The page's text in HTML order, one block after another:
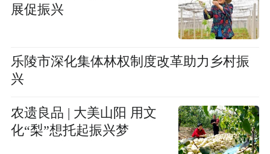
展促振兴
乐陵市深化集体林权制度改革助力乡村振
兴
农遗良品 | 大美山阳 用文
化“梨”想托起振兴梦